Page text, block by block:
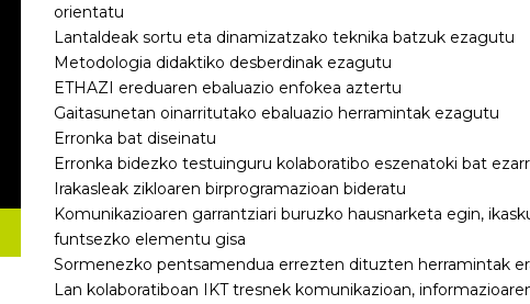
orientatu
Lantaldeak sortu eta dinamizatzako teknika batzuk ezagutu
Metodologia didaktiko desberdinak ezagutu
ETHAZI ereduaren ebaluazio enfokea aztertu
Gaitasunetan oinarritutako ebaluazio herramintak ezagutu
Erronka bat diseinatu
Erronka bidezko testuinguru kolaboratibo eszenatoki bat
Irakasleak zikloaren birprogramazioan bideratu
Komunikazioaren garrantziari buruzko hausnarketa egin,
funtsezko elementu gisa
Sormenezko pentsamendua errezten dituzten herramintak
Lan kolaboratiboan IKT tresnek komunikazioan,